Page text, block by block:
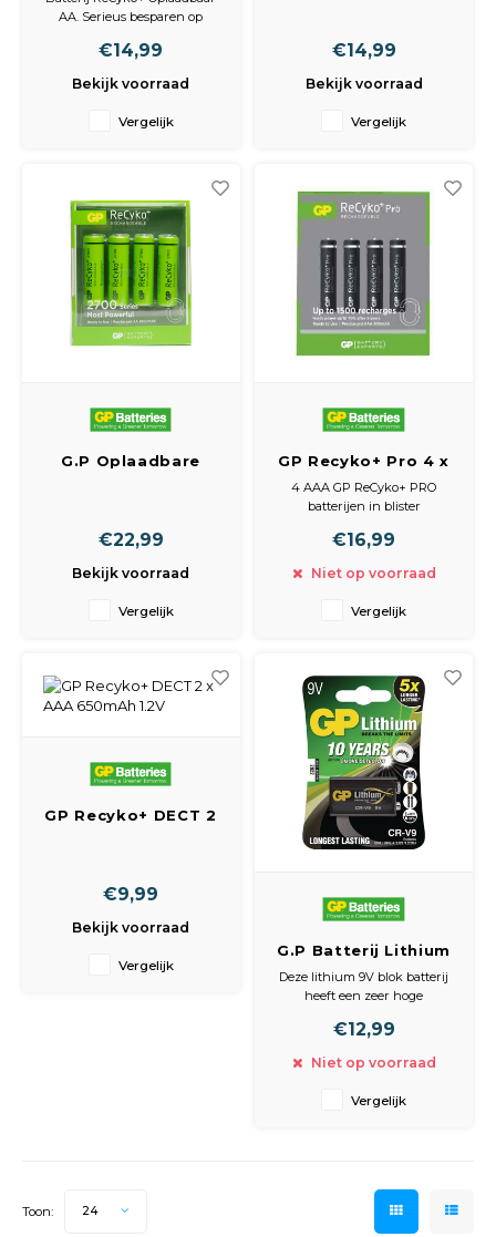
1400mA
AA. Serieus besparen op
dan eens ReCyko+ van GP,
ReCyko+ batterijen houden
daardoor zeer geschikt voor
€14,99
Bekijk voorraad
Vergelijk
€14,99
Bekijk voorraad
Vergelijk
G.P Oplaadbare
€22,99
Bekijk voorraad
Vergelijk
GP Recyko+ Pro 4 x
AAA 850mAh 1.2V
4 AAA GP ReCyko+ PRO
batterijen in blister
Deze batterijen kunnen meer
Deze batterijen zijn direct
is dus NIET nodig
€16,99
Niet op voorraad
Vergelijk
GP Recyko+ DECT 2
€9,99
Bekijk voorraad
Vergelijk
G.P Batterij Lithium
Crv9 9Volt Voor
Rookmelder
Deze lithium 9V blok batterij
heeft een zeer hoge
rookmelders en heeft daarin
• Batterij
• Overig:LR
€12,99
Niet op voorraad
Vergelijk
Toon: 24